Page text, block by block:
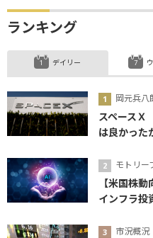
ランキング
デイリー
岡元兵八
スペースＸ
は良かった
モトリー
【米国株
インフラ投
市況概況